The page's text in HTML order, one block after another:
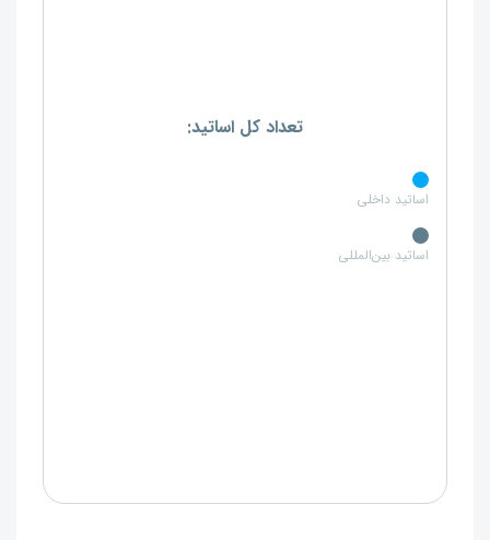
تعداد کل اساتید:
اساتید داخلی
اساتید بین‌المللی